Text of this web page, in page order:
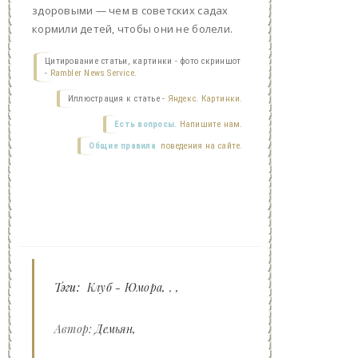
здоровыми — чем в советских садах
кормили детей, чтобы они не болели.
Цитирование статьи, картинки - фото скриншот
- Rambler News Service.
Иллюстрация к статье - Яндекс. Картинки.
Есть вопросы. Напишите нам.
Общие правила поведения на сайте.
Тэги: Клуб - Юмора ,
Автор: Демьян